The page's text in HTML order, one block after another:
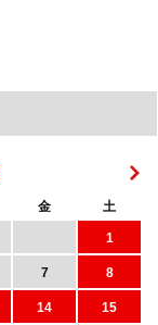
金
土
1
7
8
14
15